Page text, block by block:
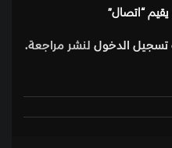
“اتصال”
تسجيل الدخول لنشر مراجعة.